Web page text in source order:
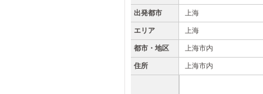
出発都市 上海
エリア 上海
都市・地区 上海市内
住所 上海市内